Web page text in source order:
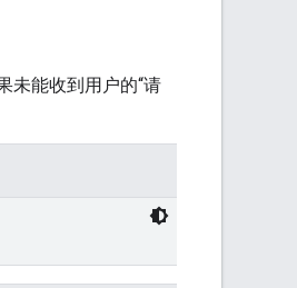
未能收到用户的“请